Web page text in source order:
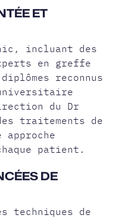
ET
incluant des
en greffe
reconnus
du Dr
traitements de
patient.
DE
techniques de